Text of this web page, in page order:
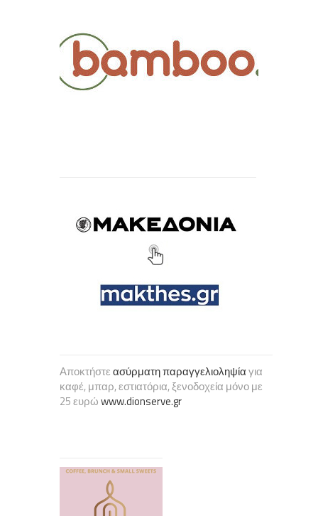
Αποκτήστεασύρματη παραγγελιοληψίαγια
καφέ, μπαρ, εστιατόρια, ξενοδοχεία μόνο με
25 ευρώwww.dionserve.gr